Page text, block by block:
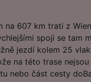
na 607 km trati z
spoji se tam
jezdí kolem 25
na této trase
nebo část cesty